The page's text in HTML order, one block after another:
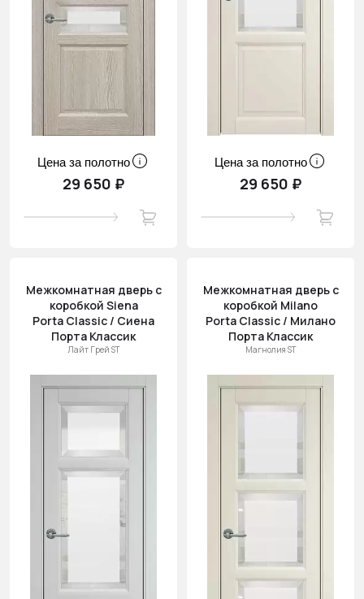
Цена за полотно
29 650 ₽
Цена за полотно
29 650 ₽
Межкомнатная дверь с
коробкой Siena
Porta Classic / Сиена
Порта Классик
Лайт Грей ST
Межкомнатная дверь с
коробкой Milano
Porta Classic / Милано
Порта Классик
Магнолия ST